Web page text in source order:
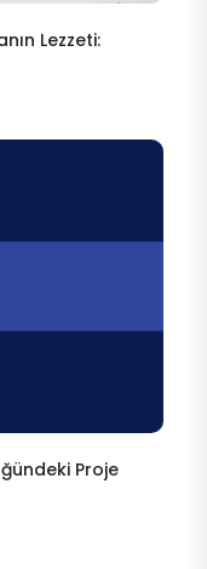
Lezzeti:
Proje